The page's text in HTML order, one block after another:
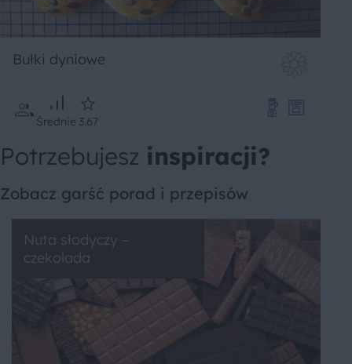
Bułki dyniowe
Średnie 3.67
Potrzebujesz inspiracji?
Zobacz garść porad i przepisów
Nuta słodyczy –
czekolada